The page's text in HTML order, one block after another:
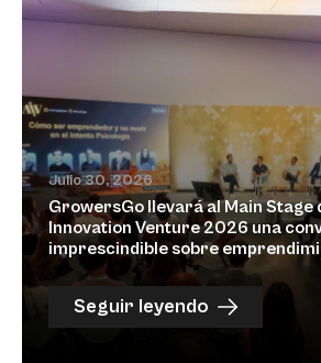
Julio 30, 2026
GrowersGo llevará al Main Stage
Innovation Venture 2026 una
imprescindible sobre
Seguir leyendo